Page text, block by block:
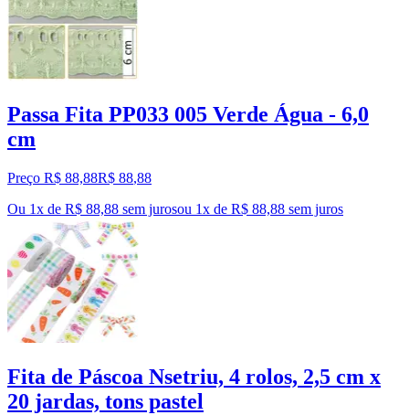
Passa Fita PP033 005 Verde Água - 6,0
cm
Preço R$ 88,88R$ 88,88
Ou 1x de R$ 88,88 sem jurosou 1x de R$ 88,88 sem juros
Fita de Páscoa Nsetriu, 4 rolos, 2,5 cm x
20 jardas, tons pastel